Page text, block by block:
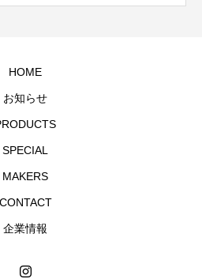
リーンビューティーの革新性、
HOME
お知らせ
SPECIAL
MAKERS
CONTACT
企業情報